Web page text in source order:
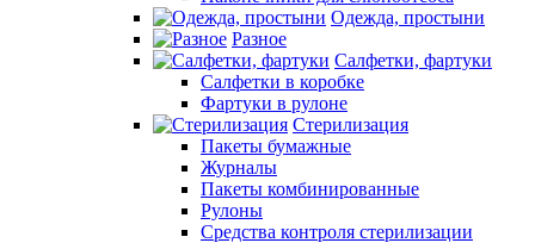
Одежда, простыни
Разное
Салфетки, фартуки
Салфетки в коробке
Фартуки в рулоне
Стерилизация
Пакеты бумажные
Журналы
Пакеты комбинированные
Рулоны
Средства контроля стерилизации